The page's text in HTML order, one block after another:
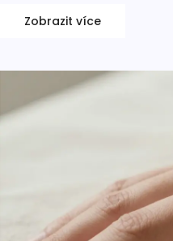
Zobrazit více